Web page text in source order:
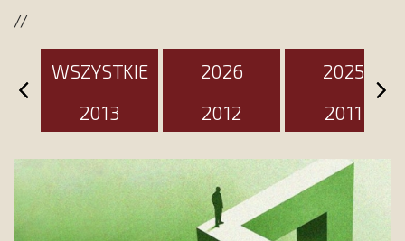
//
WSZYSTKIE 2026
2025
2013
2012 2011